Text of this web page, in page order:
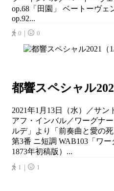
op.68「田園」 ベートーヴェ
op.92...
0｜ 0
都響スペシャル
2021年1月13日（水）／サン
アフ・インバル／ワーグナ
ルデ」より「前奏曲と愛の
第3番 ニ短調 WAB103「ワ
1873年初稿版）...
1｜ 1